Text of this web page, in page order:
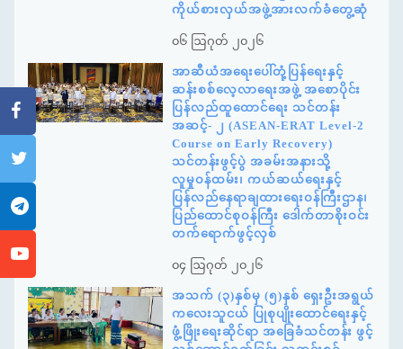
ကိုယ်စားလှယ်အဖွဲ့အားလက်ခံတွေ့ဆုံ
၀၆ ဩဂုတ် ၂၀၂၆
အာဆီယံအရေးပေါ်တုံ့ပြန်ရေးနှင့်
ဆန်းစစ်လေ့လာရေးအဖွဲ့ အစောပိုင်း
ပြန်လည်ထူထောင်ရေး သင်တန်း
အဆင့်- ၂ (ASEAN-ERAT Level-2
Course on Early Recovery)
သင်တန်းဖွင့်ပွဲ အခမ်းအနားသို့
လူမှုဝန်ထမ်း၊ ကယ်ဆယ်ရေးနှင့်
ပြန်လည်နေရာချထားရေးဝန်ကြီးဌာန၊
ပြည်ထောင်စုဝန်ကြီး ဒေါက်တာစိုးဝင်း
တက်ရောက်ဖွင့်လှစ်
၀၄ ဩဂုတ် ၂၀၂၆
အသက် (၃)နှစ်မှ (၅)နှစ် ရှေးဦးအရွယ်
ကလေးသူငယ် ပြုစုပျိုးထောင်ရေးနှင့်
ဖွံ့ဖြိုးရေးဆိုင်ရာ အခြေခံသင်တန်း ဖွင့်